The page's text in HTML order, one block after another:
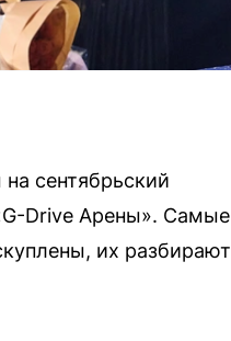
сентябрьский
Drive Арены». Самые
их разбирают